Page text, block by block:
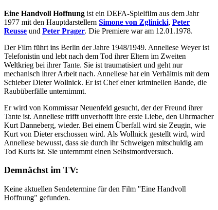
Eine Handvoll Hoffnung ist ein DEFA-Spielfilm aus dem Jahr
1977 mit den Hauptdarstellern Simone von Zglinicki, Peter
Reusse und Peter Prager. Die Premiere war am 12.01.1978.
Der Film führt ins Berlin der Jahre 1948/1949. Anneliese Weyer ist
Telefonistin und lebt nach dem Tod ihrer Eltern im Zweiten
Weltkrieg bei ihrer Tante. Sie ist traumatisiert und geht nur
mechanisch ihrer Arbeit nach. Anneliese hat ein Verhältnis mit dem
Schieber Dieter Wollnick. Er ist Chef einer kriminellen Bande, die
Raubüberfälle unternimmt.
Er wird von Kommissar Neuenfeld gesucht, der der Freund ihrer
Tante ist. Anneliese trifft unverhofft ihre erste Liebe, den Uhrmacher
Kurt Danneberg, wieder. Bei einem Überfall wird sie Zeugin, wie
Kurt von Dieter erschossen wird. Als Wollnick gestellt wird, wird
Anneliese bewusst, dass sie durch ihr Schweigen mitschuldig am
Tod Kurts ist. Sie unternmmt einen Selbstmordversuch.
Demnächst im TV:
Keine aktuellen Sendetermine für den Film "Eine Handvoll
Hoffnung" gefunden.